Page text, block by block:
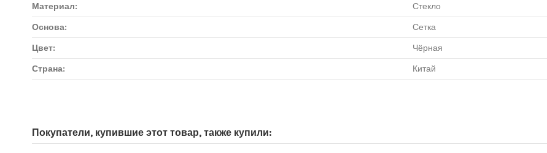
Материал:
Стекло
Основа:
Сетка
Цвет:
Чёрная
Страна:
Китай
Адрес магазина мозаики: г.Москва, метро "Румянцево", БП "Румянцево", корпус Г, вход № 11, пав. 119Г (1 этаж), тел. 8-499-229-49-09
Покупатели, купившие этот товар, также купили: